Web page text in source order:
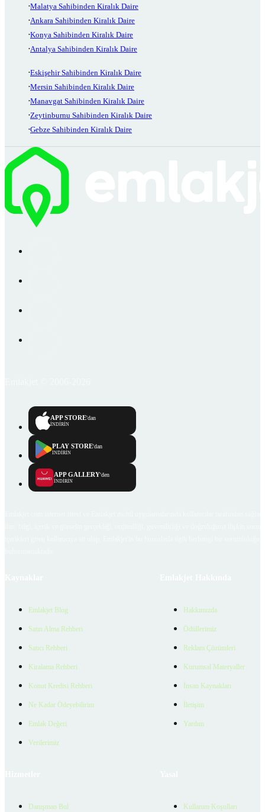
Malatya Sahibinden Kiralık Daire
Ankara Sahibinden Kiralık Daire
Konya Sahibinden Kiralık Daire
Antalya Sahibinden Kiralık Daire
Eskişehir Sahibinden Kiralık Daire
Mersin Sahibinden Kiralık Daire
Manavgat Sahibinden Kiralık Daire
Zeytinburnu Sahibinden Kiralık Daire
Gebze Sahibinden Kiralık Daire
APP STORE'dan
İNDİRİN
PLAY STORE'dan
İNDİRİN
APP GALLERY'den
İNDİRİN
Emlakjet Blog
Satın Alma Rehberi
Satıcı Rehberi
Kiralama Rehberi
Konut Kredisi Rehberi
Ne Kadar Ödeyebilirim
Emlak Değeri
Verilerimiz
Hakkımızda
Ödüllerimiz
Reklam Çözümleri
Kurumsal Materyaller
İnsan Kaynakları
İletişim
Yardım
Danışman Bul Kullanım Koşulları